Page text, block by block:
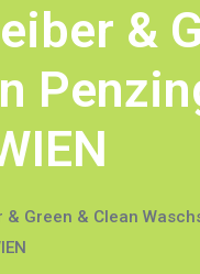
&
& Green & Clean